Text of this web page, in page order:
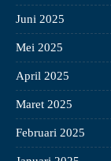
Juni 2025
Mei 2025
April 2025
Maret 2025
Februari 2025